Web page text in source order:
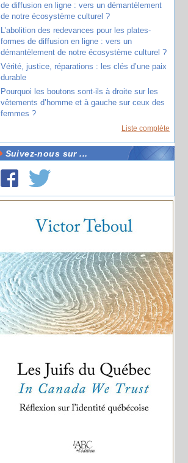
de diffusion en ligne : vers un démantèlement
de notre écosystème culturel ?
L’abolition des redevances pour les plates-
formes de diffusion en ligne : vers un
démantèlement de notre écosystème culturel ?
Vérité, justice, réparations : les clés d’une paix
durable
Pourquoi les boutons sont-ils à droite sur les
vêtements d’homme et à gauche sur ceux des
femmes ?
Liste complète
Suivez-nous sur ...